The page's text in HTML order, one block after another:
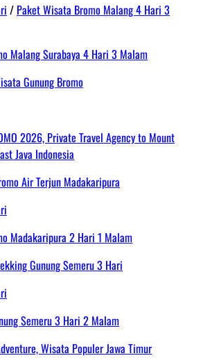
/ Paket Wisata Bromo Malang 4 Hari 3
Malang Surabaya 4 Hari 3 Malam
2026, Private Travel Agency to Mount
Java Indonesia
Madakaripura 2 Hari 1 Malam
Semeru 3 Hari 2 Malam